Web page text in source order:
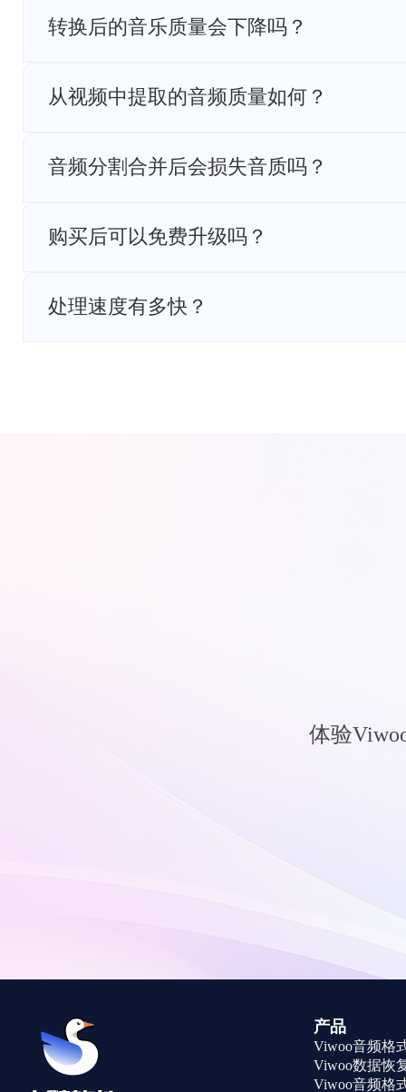
转换后的音乐质量会下降吗？
从视频中提取的音频质量如何？
音频分割合并后会损失音质吗？
购买后可以免费升级吗？
处理速度有多快？
体验
产品
Viwoo音频格
Viwoo数据恢
Viwoo音频格